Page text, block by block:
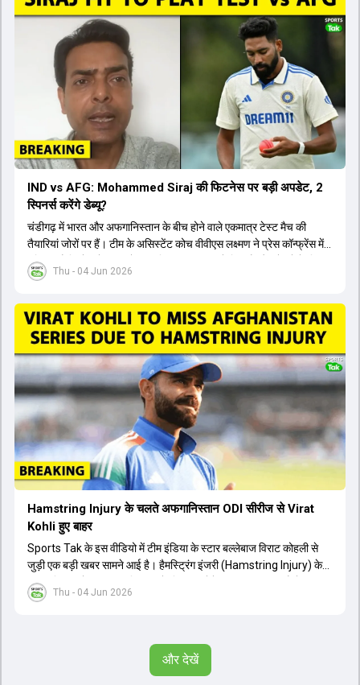
टी20 टीम की योजना से बाहर हैं, लेकिन वह टेस्ट क्रिकेट में वापसी कर सकते हैं।
Thu - 04 Jun 2026
IND vs AFG: Mohammed Siraj की फिटनेस पर बड़ी अपडेट, 2
स्पिनर्स करेंगे डेब्यू?
चंडीगढ़ में भारत और अफगानिस्तान के बीच होने वाले एकमात्र टेस्ट मैच की
तैयारियां जोरों पर हैं। टीम के असिस्टेंट कोच वीवीएस लक्ष्मण ने प्रेस कॉन्फ्रेंस में
पुष्टि की है कि तेज गेंदबाज मोहम्मद सिराज पूरी तरह से फिट हैं और खेलने के लिए
उपलब्ध हैं। आईपीएल के दौरान लगी चोट के कारण उनके खेलने पर संदेह था,
सुथार और हर्ष दुबे को कुलदीप यादव और वाशिंगटन सुंदर के साथ प्लेइंग 11 में मौका
मिलने की प्रबल संभावना है। कप्तान शुभमन गिल विकेट की स्थिति को ध्यान में
रखते हुए अंतिम 11 का फैसला करेंगे। टीम में यशस्वी जायसवाल, केएल राहुल,
ऋषभ पंत और ध्रुव जुरेल जैसे खिलाड़ी भी शामिल हैं। यह टेस्ट मैच विश्व टेस्ट
चैंपियनशिप चक्र का हिस्सा नहीं है, लेकिन भारतीय टीम के लिए काफी महत्वपूर्ण
है। अंत में फैंस के सवालों का जवाब देते हुए टी20 कप्तानी और हेड कोच गौतम
गंभीर से जुड़ी जानकारी भी साझा की गई।
Thu - 04 Jun 2026
Hamstring Injury के चलते अफगानिस्तान ODI सीरीज से Virat
Kohli हुए बाहर
Sports Tak के इस वीडियो में टीम इंडिया के स्टार बल्लेबाज विराट कोहली से
जुड़ी एक बड़ी खबर सामने आई है। हैमस्ट्रिंग इंजरी (Hamstring Injury) के
कारण विराट कोहली अफगानिस्तान के खिलाफ होने वाली आगामी तीन मैचों की
वनडे सीरीज से बाहर हो गए हैं। भारत और अफगानिस्तान के बीच इस वनडे सीरीज
खत्म हुए आईपीएल में शानदार प्रदर्शन करने वाले विराट कोहली का इस सीरीज से
बाहर होना भारतीय फैंस के लिए एक बहुत बड़ा झटका है। यह वनडे सीरीज 2027
और देखें